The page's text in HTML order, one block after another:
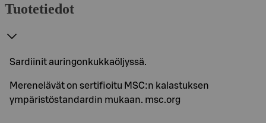
Tuotetiedot
Sardiinit auringonkukkaöljyssä.
Merenelävät on sertifioitu MSC:n kalastuksen
ympäristöstandardin mukaan. msc.org